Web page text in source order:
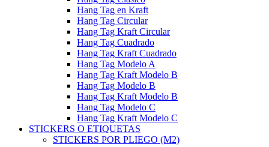
Hang Tag en Kraft
Hang Tag Circular
Hang Tag Kraft Circular
Hang Tag Cuadrado
Hang Tag Kraft Cuadrado
Hang Tag Modelo A
Hang Tag Kraft Modelo B
Hang Tag Modelo B
Hang Tag Kraft Modelo B
Hang Tag Modelo C
Hang Tag Kraft Modelo C
STICKERS O ETIQUETAS
STICKERS POR PLIEGO (M2)